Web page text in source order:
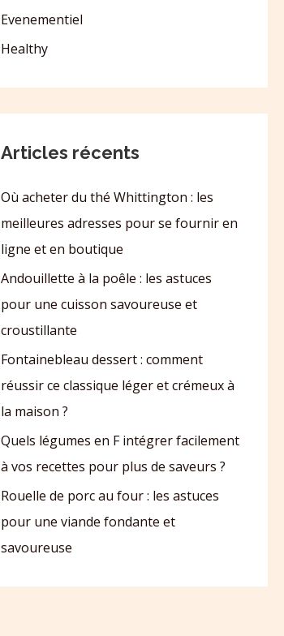
Evenementiel
Healthy
Articles récents
Où acheter du thé Whittington : les
meilleures adresses pour se fournir en
ligne et en boutique
Andouillette à la poêle : les astuces
pour une cuisson savoureuse et
croustillante
Fontainebleau dessert : comment
réussir ce classique léger et crémeux à
la maison ?
Quels légumes en F intégrer facilement
à vos recettes pour plus de saveurs ?
Rouelle de porc au four : les astuces
pour une viande fondante et
savoureuse